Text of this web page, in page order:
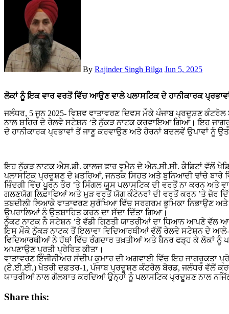
By Rajinder Singh Bilga Jun 5, 2025
ਲੋਕਾਂ ਨੂੰ ਇਕ ਵਾਰ ਵਰਤੋਂ ਵਿੱਚ ਆਉਣ ਵਾਲੇ ਪਲਾਸਟਿਕ ਦੇ ਹਾਨੀਕਾਰਕ
ਜਲੰਧਰ, 5 ਜੂਨ 2025- ਵਿਸ਼ਵ ਵਾਤਾਵਰਣ ਦਿਵਸ ਮੌਕੇ ਪੰਜਾਬ ਪ੍ਰਦੂਸ਼ਣ
ਨਾਲ ਸ਼ਹਿਰ ਦੇ ਰੇਲਵੇ ਸਟੇਸ਼ਨ ’ਤੇ ਨੁੱਕੜ ਨਾਟਕ ਕਰਵਾਇਆ ਗਿਆ। ਇਹ
ਦੇ ਹਾਨੀਕਾਰਕ ਪ੍ਰਭਾਵਾਂ ਤੋਂ ਜਾਣੂ ਕਰਵਾਉਣ ਅਤੇ ਹੋਰਨਾਂ ਬਦਲਵੇਂ ਉਪਾਵਾਂ ਨੂੰ
ਇਹ ਨੁੱਕੜ ਨਾਟਕ ਐਸ.ਡੀ. ਕਾਲਜ ਫਾਰ ਵੂਮੈਨ ਦੇ ਐਨ.ਸੀ.ਸੀ. ਕੈਡਿਟਾਂ ਵੱਲੋਂ
ਪਲਾਸਟਿਕ ਪ੍ਰਦੂਸ਼ਣ ਦੇ ਖ਼ਤਰਿਆਂ, ਜਨਤਕ ਸਿਹਤ ਅਤੇ ਬੁਨਿਆਦੀ ਢਾਂਚੇ ਬਾਰੇ
ਜ਼ਿੰਦਗੀ ਵਿੱਚ ਪੂਰਨ ਤੌਰ ’ਤੇ ਸਿੰਗਲ ਯੂਸ ਪਲਾਸਟਿਕ ਦੀ ਵਰਤੋਂ ਨਾ ਕਰਨ ਅਤੇ
ਗਲਣਯੋਗ ਲਿਫ਼ਾਫਿਆਂ ਅਤੇ ਮੁੜ ਵਰਤੋਂ ਯੋਗ ਕੰਟੇਨਰਾਂ ਦੀ ਵਰਤੋਂ ਕਰਨ ’ਤੇ ਜ਼ੋਰ
ਤਬਦੀਲੀ ਲਿਆਕੇ ਵਾਤਾਵਰਣ ਸੁਰੱਖਿਆ ਵਿੱਚ ਸਰਗਰਮ ਭੂਮਿਕਾ ਨਿਭਾਉਣ
ਉਪਰਾਲਿਆਂ ਨੂੰ ਉਤਸ਼ਾਹਿਤ ਕਰਨ ਦਾ ਸੱਦਾ ਦਿੱਤਾ ਗਿਆ।
ਨੁੱਕਟ ਨਾਟਕ ਨੇ ਸਟੇਸ਼ਨ ’ਤੇ ਵੱਡੀ ਗਿਣਤੀ ਯਾਤਰੀਆਂ ਦਾ ਧਿਆਨ ਆਪਣੇ ਵੱਲ
ਇਸ ਮੌਕੇ ਨੁੱਕੜ ਨਾਟਕ ਤੋਂ ਇਲਾਵਾ ਵਿਦਿਆਰਥੀਆਂ ਵੱਲੋਂ ਰੇਲਵੇ ਸਟੇਸ਼ਨ ਦੇ
ਵਿਦਿਆਰਥੀਆਂ ਨੇ ਹੱਥਾਂ ਵਿੱਚ ਰੰਗਦਾਰ ਤਖ਼ਤੀਆਂ ਅਤੇ ਬੈਨਰ ਫੜ੍ਹ ਕੇ ਲੋਕਾਂ ਨੂੰ
ਅਪਣਾਉਣ ਪ੍ਰਤੀ ਪ੍ਰੇਰਿਤ ਕੀਤਾ।
ਵਾਤਾਵਰਣ ਇੰਜੀਨੀਅਰ ਸੰਦੀਪ ਕੁਮਾਰ ਦੀ ਅਗਵਾਈ ਵਿੱਚ ਇਹ ਜਾਗਰੂਕਤਾ
(ਏ.ਈ.ਈ.) ਖੇਤਰੀ ਦਫ਼ਤਰ-1, ਪੰਜਾਬ ਪ੍ਰਦੂਸ਼ਣ ਕੰਟਰੋਲ ਬੋਰਡ, ਜਲੰਧਰ ਵੱਲੋਂ
ਯਾਤਰੀਆਂ ਨਾਲ ਗੱਲਬਾਤ ਕਰਦਿਆਂ ਉਨ੍ਹਾਂ ਨੂੰ ਪਲਾਸਟਿਕ ਪ੍ਰਦੂਸ਼ਣ ਨਾਲ
Share this: